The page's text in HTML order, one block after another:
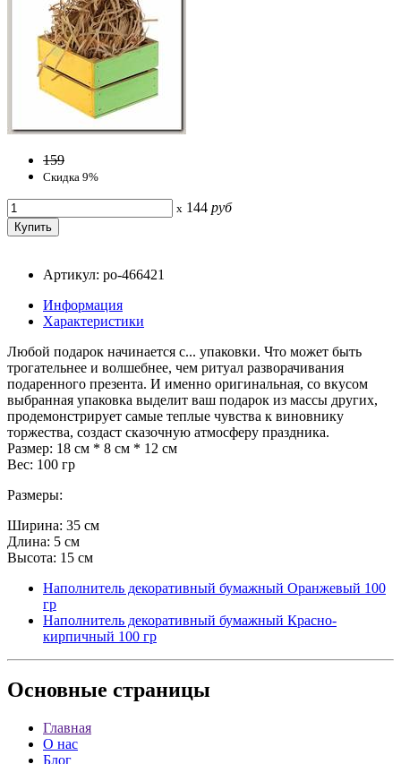
159
Скидка 9%
x 144 руб
Артикул: po-466421
Информация
Характеристики
Любой подарок начинается с... упаковки. Что может быть
трогательнее и волшебнее, чем ритуал разворачивания
подаренного презента. И именно оригинальная, со вкусом
выбранная упаковка выделит ваш подарок из массы других,
продемонстрирует самые теплые чувства к виновнику
торжества, создаст сказочную атмосферу праздника.
Размер: 18 см * 8 см * 12 см
Вес: 100 гр
Размеры:
Ширина: 35 см
Длина: 5 см
Высота: 15 см
Наполнитель декоративный бумажный Оранжевый 100
гр
Наполнитель декоративный бумажный Красно-
кирпичный 100 гр
Основные страницы
Главная
О нас
Блог